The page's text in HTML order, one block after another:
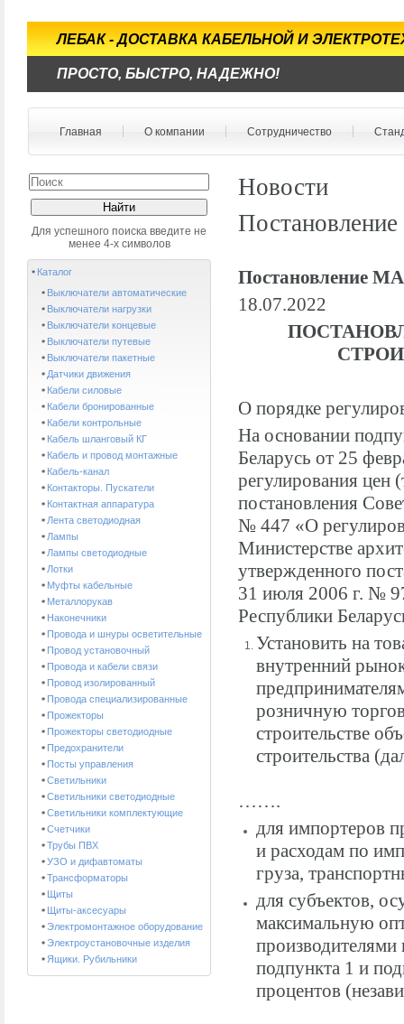
ЛЕБАК - ДОСТАВКА КАБЕЛЬНОЙ И
ПРОСТО, БЫСТРО, НАДЕЖНО!
Главная О компании Сотрудничество
Для успешного поиска введите не
менее 4-х символов
Каталог
Выключатели автоматические
Выключатели нагрузки
Выключатели концевые
Выключатели путевые
Выключатели пакетные
Датчики движения
Кабели силовые
Кабели бронированные
Кабели контрольные
Кабель шланговый КГ
Кабель и провод монтажные
Кабель-канал
Контакторы. Пускатели
Контактная аппаратура
Лента светодиодная
Лампы
Лампы светодиодные
Лотки
Муфты кабельные
Металлорукав
Наконечники
Провода и шнуры осветительные
Провод установочный
Провода и кабели связи
Провод изолированный
Провода специализированные
Прожекторы
Прожекторы светодиодные
Предохранители
Посты управления
Светильники
Светильники светодиодные
Светильники комплектующие
Счетчики
Трубы ПВХ
УЗО и дифавтоматы
Трансформаторы
Щиты
Щиты-аксесуары
Электромонтажное оборудование
Электроустановочные изделия
Ящики. Рубильники
Новости
Постановление
18.07.2022
О порядке
На основании
Беларусь от 25
регулирования цен
постановления
№ 447 «О
Министерстве
утвержденного
31 июля 2006 г. №
Республики
Установить на
внутренний
розничную
строительстве
строительства
…….
для импортеров
и расходам по
груза,
для субъектов,
максимальную
производителями
подпункта 1 и
процентов